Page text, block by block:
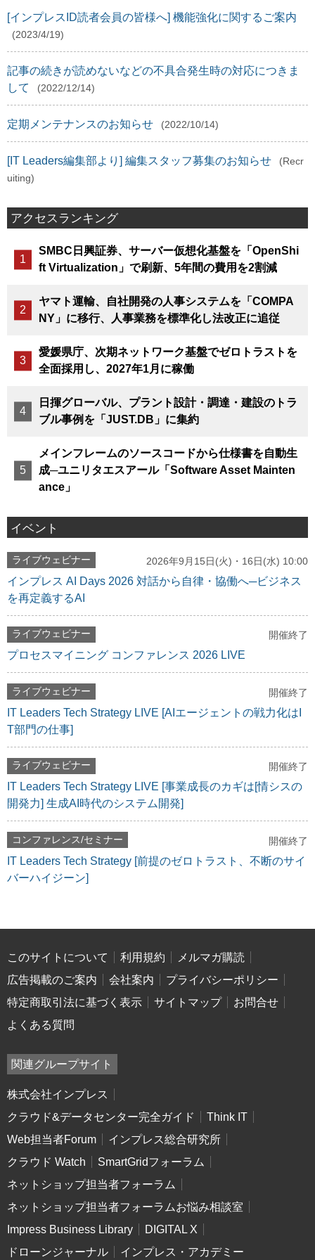
[インプレスID読者会員の皆様へ] 機能強化に関するご案内
(2023/4/19)
記事の続きが読めないなどの不具合発生時の対応につきま
して
(2022/12/14)
定期メンテナンスのお知らせ (2022/10/14)
[IT Leaders編集部より] 編集スタッフ募集のお知らせ
(Recr
uiting)
アクセスランキング
SMBC日興証券、サーバー仮想化基盤を「OpenShi
ft Virtualization」で刷新、5年間の費用を2割減
ヤマト運輸、自社開発の人事システムを「COMPA
NY」に移行、人事業務を標準化し法改正に追従
愛媛県庁、次期ネットワーク基盤でゼロトラストを
全面採用し、2027年1月に稼働
日揮グローバル、プラント設計・調達・建設のトラ
ブル事例を「JUST.DB」に集約
メインフレームのソースコードから仕様書を自動生
成─ユニリタエスアール「Software Asset Mainten
ance」
イベント
ライブウェビナー 2026年9月15日(火)・16日(水) 10:00
インプレス AI Days 2026 対話から自律・協働へ─ビジネス
を再定義するAI
ライブウェビナー 開催終了
プロセスマイニング コンファレンス 2026 LIVE
ライブウェビナー 開催終了
IT Leaders Tech Strategy LIVE [AIエージェントの戦力化はI
T部門の仕事]
ライブウェビナー 開催終了
IT Leaders Tech Strategy LIVE [事業成長のカギは[情シスの
開発力] 生成AI時代のシステム開発]
コンファレンス/セミナー 開催終了
IT Leaders Tech Strategy [前提のゼロトラスト、不断のサイ
バーハイジーン]
このサイトについて 利用規約
メルマガ購読
広告掲載のご案内
会社案内
プライバシーポリシー
特定商取引法に基づく表示
サイトマップ
お問合せ
よくある質問
関連グループサイト
株式会社インプレス
クラウド&データセンター完全ガイド
Think IT
Web担当者Forum
インプレス総合研究所
クラウド Watch
SmartGridフォーラム
ネットショップ担当者フォーラム
ネットショップ担当者フォーラムお悩み相談室
Impress Business Library
DIGITAL X
ドローンジャーナル
インプレス・アカデミー